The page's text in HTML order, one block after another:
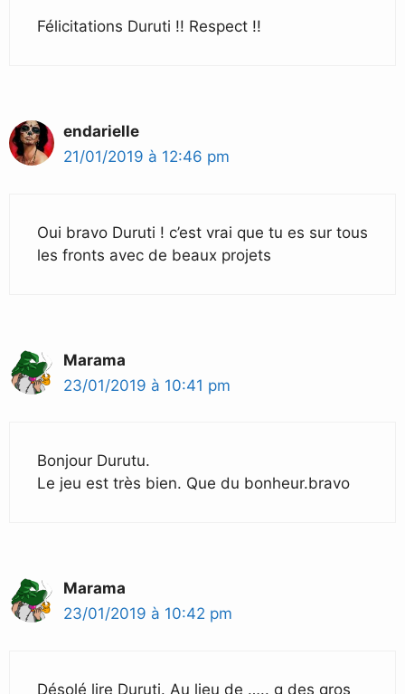
Félicitations Duruti !! Respect !!
endarielle
21/01/2019 à 12:46 pm
Oui bravo Duruti ! c’est vrai que tu es sur tous
les fronts avec de beaux projets
Marama
23/01/2019 à 10:41 pm
Bonjour Durutu.
Le jeu est très bien. Que du bonheur.bravo
Marama
23/01/2019 à 10:42 pm
Désolé lire Duruti. Au lieu de ….. g des gros